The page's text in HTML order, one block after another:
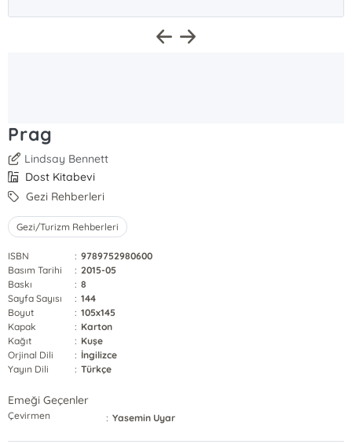
Prag
Lindsay Bennett
Dost Kitabevi
Gezi Rehberleri
Gezi/Turizm Rehberleri
ISBN : 9789752980600
Basım Tarihi
: 2015-05
Baskı
: 8
Sayfa Sayısı
: 144
Boyut
: 105x145
Kapak
: Karton
Kağıt
: Kuşe
Orjinal Dili
: İngilizce
Yayın Dili
: Türkçe
Emeği Geçenler
Çevirmen : Yasemin Uyar